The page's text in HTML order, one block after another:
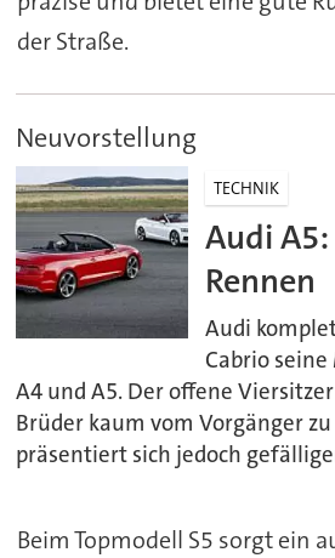
der Straße.
Neuvorstellung
TECHNIK
Audi
Rennen
Audi
Cabrio
A4 und A5. Der offene
Brüder kaum vom Vorgänger
präsentiert sich jedoch
Beim Topmodell S5 sorgt ein